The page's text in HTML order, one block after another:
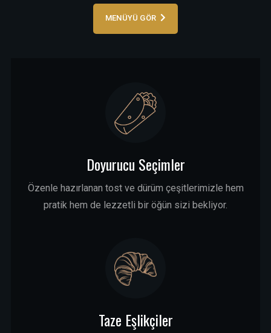
MENÜYÜ GÖR
Doyurucu Seçimler
Özenle hazırlanan tost ve dürüm çeşitlerimizle hem
pratik hem de lezzetli bir öğün sizi bekliyor.
Taze Eşlikçiler